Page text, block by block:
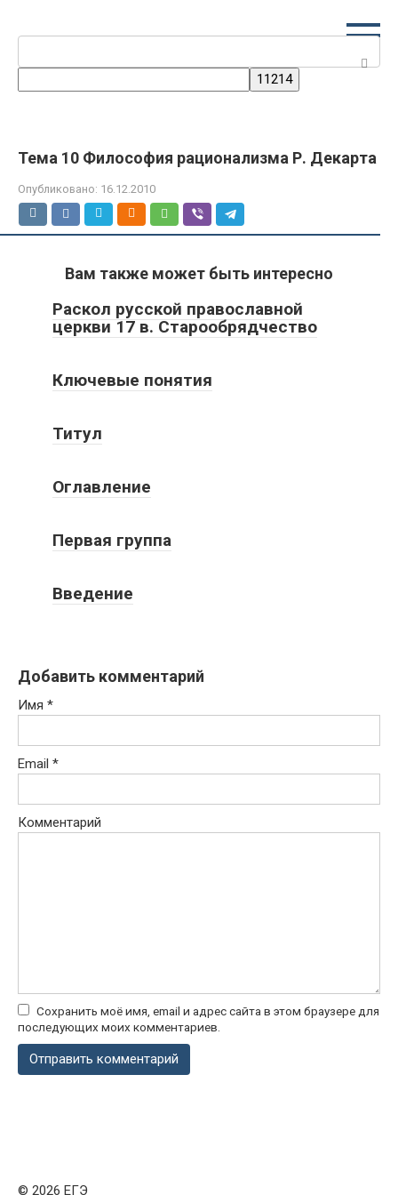
Тема 10 Философия рационализма Р. Декарта
Опубликовано: 16.12.2010
Вам также может быть интересно
Раскол русской православной
церкви 17 в. Старообрядчество
Ключевые понятия
Титул
Оглавление
Первая группа
Введение
Добавить комментарий
Имя *
Email *
Комментарий
Сохранить моё имя, email и адрес сайта в этом браузере для
последующих моих комментариев.
© 2026 ЕГЭ